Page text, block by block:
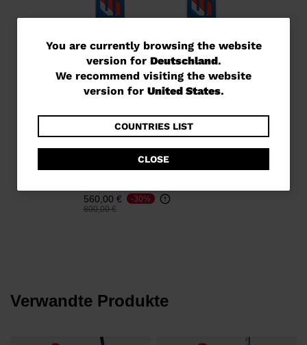
You
are
currently
website
version
for
Deutschland
the
You are currently browsing the website
version for Deutschland.
We recommend visiting the website
version for United States.
COUNTRIES LIST
CLOSE
Rennskier Unisex Speed
Course WC GS 170-182
560,00 €
Preis reduziert von
800,00 €auf
-30%
Verwandte Produkte